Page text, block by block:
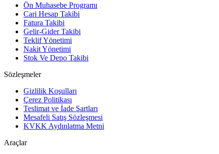
Ön Muhasebe Programı
Cari Hesap Takibi
Fatura Takibi
Gelir-Gider Takibi
Teklif Yönetimi
Nakit Yönetimi
Stok Ve Depo Takibi
Sözleşmeler
Gizlilik Koşulları
Çerez Politikası
Teslimat ve İade Şartları
Mesafeli Satış Sözleşmesi
KVKK Aydınlatma Metni
Araçlar